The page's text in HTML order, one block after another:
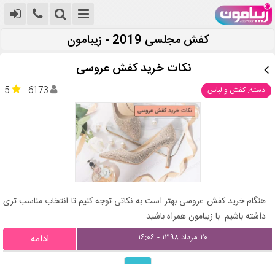
کفش مجلسی 2019 - زیبامون
نکات خرید کفش عروسی
دسته: کفش و لباس 5 6173
هنگام خرید کفش عروسی بهتر است به نکاتی توجه کنیم تا انتخاب مناسب تری
داشته باشیم. با زیبامون همراه باشید.
۲۰ مرداد ۱۳۹۸ - ۱۶:۰۶ ادامه